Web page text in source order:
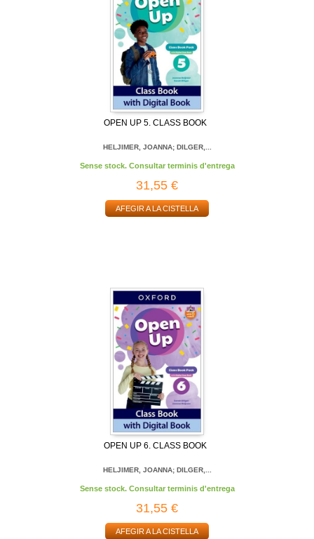
OPEN UP 5. CLASS BOOK
HELJIMER, JOANNA; DILGER,...
Sense stock. Consultar terminis d'entrega
31,55 €
AFEGIR A LA CISTELLA
OPEN UP 6. CLASS BOOK
HELJIMER, JOANNA; DILGER,...
Sense stock. Consultar terminis d'entrega
31,55 €
AFEGIR A LA CISTELLA